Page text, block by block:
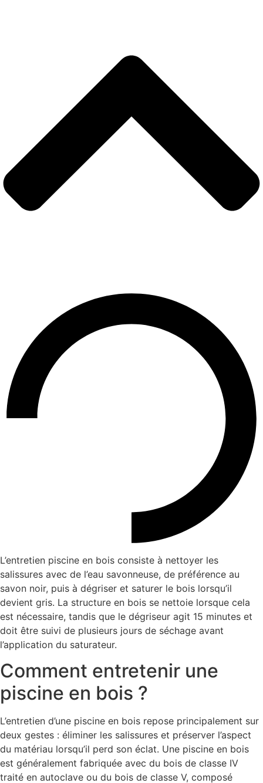
L’entretien piscine en bois consiste à nettoyer les
salissures avec de l’eau savonneuse, de préférence au
savon noir, puis à dégriser et saturer le bois lorsqu’il
devient gris. La structure en bois se nettoie lorsque cela
est nécessaire, tandis que le dégriseur agit 15 minutes et
doit être suivi de plusieurs jours de séchage avant
l’application du saturateur.
Comment entretenir une
piscine en bois ?
L’entretien d’une piscine en bois repose principalement sur
deux gestes : éliminer les salissures et préserver l’aspect
du matériau lorsqu’il perd son éclat. Une piscine en bois
est généralement fabriquée avec du bois de classe IV
traité en autoclave ou du bois de classe V, composé